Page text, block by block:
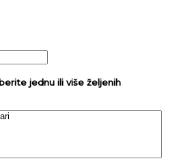
jednu ili više željenih